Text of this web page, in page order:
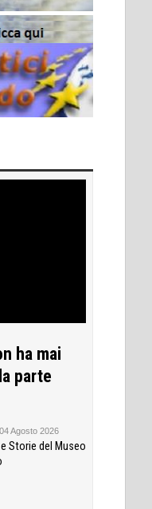
ha mai
parte
Agosto 2026
Storie del Museo